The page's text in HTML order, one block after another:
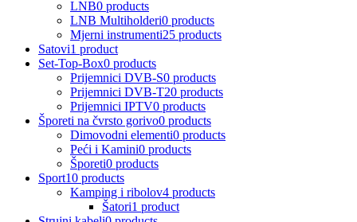
LNB0 products
LNB Multiholderi0 products
Mjerni instrumenti25 products
Satovi1 product
Set-Top-Box0 products
Prijemnici DVB-S0 products
Prijemnici DVB-T20 products
Prijemnici IPTV0 products
Šporeti na čvrsto gorivo0 products
Dimovodni elementi0 products
Peći i Kamini0 products
Šporeti0 products
Sport10 products
Kamping i ribolov4 products
Šatori1 product